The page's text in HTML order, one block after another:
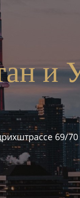
и
69/70